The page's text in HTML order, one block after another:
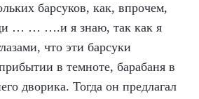
барсуков, как, впрочем,
… … ….и я знаю, так как я
что эти барсуки
в темноте, барабаня в
дворика. Тогда он предлагал